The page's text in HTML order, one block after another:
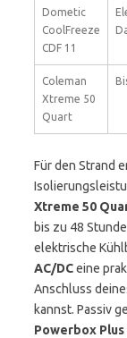
Dometic
CoolFreeze
CDF 11
Coleman
Xtreme 50
Quart
Für den Strand
Xtreme 50
bis zu 48
elektrische
AC/DCeine
Anschluss
kannst. Passiv
Powerbox Plus